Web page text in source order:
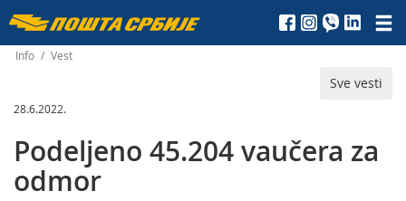
Пошта
Србије
д.о.о.
Info / Vest
Sve vesti
28.6.2022.
Podeljeno 45.204 vaučera za
odmor